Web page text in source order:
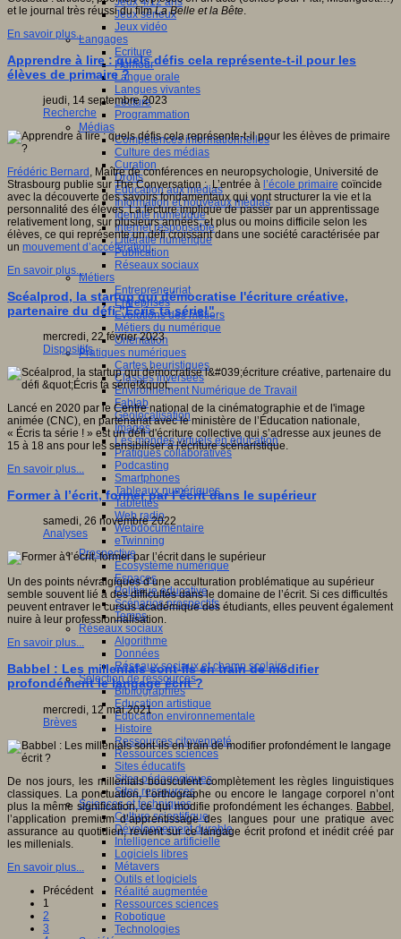
Jeux sérieux
Jeux vidéo
Langages
Ecriture
Humour
Langue orale
Langues vivantes
Lecture
Programmation
Médias
Compétences informationnelles
Culture des médias
Curation
Droits
Education aux médias
Information et nouveaux médias
Identité numérique
Internet responsable
Littératie numérique
Publication
Réseaux sociaux
Métiers
Entrepreneuriat
Entreprises
Evolutions des métiers
Métiers du numérique
Orientation
Pratiques numériques
Cartes heuristiques
Classes inversées
Environnement Numérique de Travail
Fablab
Géolocalisation
Images
Les mondes virtuels en éducation
Pratiques collaboratives
Podcasting
Smartphones
Tableaux numériques
Tablettes
Web radio
Webdocumentaire
eTwinning
Prospective
Ecosystème numérique
Espaces
Politique éducative
Scénarios prospectifs
Temps
Réseaux sociaux
Algorithme
Données
Réseaux sociaux et champ scolaire
Sélection de ressources
Bibliographies
Education artistique
Education environnementale
Histoire
Ressources citoyenneté
Ressources sciences
Sites éducatifs
Sites pédagogiques
Sites ressources
Sciences et techniques
Culture scientifique
Développement durable
Intelligence artificielle
Logiciels libres
Métavers
Outils et logiciels
Réalité augmentée
Ressources sciences
Robotique
Technologies
et le journal très réussi du filmLa Belle et la Bête.
En savoir plus...
Apprendre à lire : quels défis cela représente-t-il pour les
élèves de primaire ?
jeudi, 14 septembre 2023
Recherche
Frédéric Bernard , Maître de conférences en neuropsychologie, Université de
Strasbourg publie sur The Conversation : L’entrée à l’école primaire coïncide
avec la découverte des savoirs fondamentaux qui vont structurer la vie et la
personnalité des élèves. La lecture implique de passer par un apprentissage
relativement long, sur plusieurs années, et plus ou moins difficile selon les
élèves, ce qui représente un défi croissant dans une société caractérisée par
un mouvement d’accélération.
En savoir plus...
Scéalprod, la startup qui démocratise l'écriture créative,
partenaire du défi "Écris ta série!"
mercredi, 22 février 2023
Dispositifs
Lancé en 2020 par le Centre national de la cinématographie et de l'image
animée (CNC), en partenariat avec le ministère de l’Éducation nationale,
« Écris ta série ! » est un défi d'écriture collective qui s’adresse aux jeunes de
15 à 18 ans pour les sensibiliser à l'écriture scénaristique.
En savoir plus...
Former à l’écrit, former par l’écrit dans le supérieur
samedi, 26 novembre 2022
Analyses
Un des points névralgiques d’une acculturation problématique au supérieur
semble souvent lié à des difficultés dans le domaine de l’écrit. Si ces difficultés
peuvent entraver le cursus académique des étudiants, elles peuvent également
nuire à leur professionnalisation.
En savoir plus...
Babbel : Les millenials sont-ils en train de modifier
profondément le langage écrit ?
mercredi, 12 mai 2021
Brèves
De nos jours, les millenials bousculent complètement les règles linguistiques
classiques. La ponctuation, l’orthographe ou encore le langage corporel n’ont
plus la même signification, ce qui modifie profondément les échanges. Babbel
l’application premium d’apprentissage des langues pour une pratique avec
assurance au quotidien, revient sur ce langage écrit profond et inédit créé par
les millenials.
En savoir plus...
Précédent
1
2
3